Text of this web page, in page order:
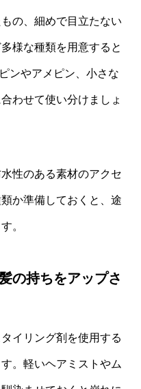
の、細めで目立たない
様な種類を用意すると
ンやアメピン、小さな
わせて使い分けましょ
性のある素材のアクセ
か準備しておくと、途
。
の持ちをアップさ
イリング剤を使用する
。軽いヘアミストやム